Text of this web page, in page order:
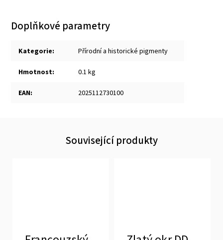
Doplňkové parametry
Kategorie: Přírodní a historické pigmenty
Hmotnost: 0.1 kg
EAN: 2025112730100
Související produkty